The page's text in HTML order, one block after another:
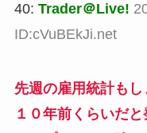
40: Trader＠Live!
ID:cVuBEkJi.net
先週の雇用統計も
１０年前くらいだ